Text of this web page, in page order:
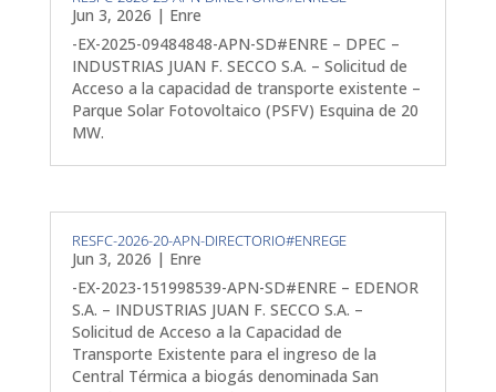
Jun 3, 2026 | Enre
-EX-2025-09484848-APN-SD#ENRE – DPEC –
INDUSTRIAS JUAN F. SECCO S.A. – Solicitud de
Acceso a la capacidad de transporte existente –
Parque Solar Fotovoltaico (PSFV) Esquina de 20
MW.
RESFC-2026-20-APN-DIRECTORIO#ENREGE
Jun 3, 2026 | Enre
-EX-2023-151998539-APN-SD#ENRE – EDENOR
S.A. – INDUSTRIAS JUAN F. SECCO S.A. –
Solicitud de Acceso a la Capacidad de
Transporte Existente para el ingreso de la
Central Térmica a biogás denominada San